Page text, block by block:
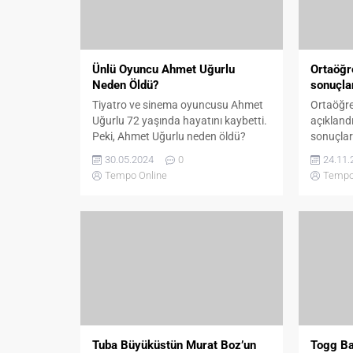
Ünlü Oyuncu Ahmet Uğurlu
Neden Öldü?
Tiyatro ve sinema oyuncusu Ahmet
Uğurlu 72 yaşında hayatını kaybetti.
Peki, Ahmet Uğurlu neden öldü?
Dizileri ve filmleri...
30.05.2024
0
Tempo Online
Tuba Büyüküstün Murat Boz’un Togg